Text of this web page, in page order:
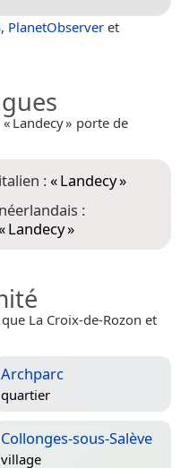
, PlanetObserver et
Landecy » porte de
italien :«Landecy»
néerlandais :
Landecy»
La Croix-de-Rozon et
Archparc
quartier
Collonges-sous-Salève
village